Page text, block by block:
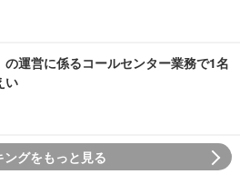
の運営に係るコールセンター業務で1名
い
ングをもっと見る